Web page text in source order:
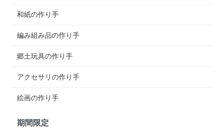
和紙の作り手
編み組み品の作り手
郷土玩具の作り手
アクセサリの作り手
絵画の作り手
期間限定